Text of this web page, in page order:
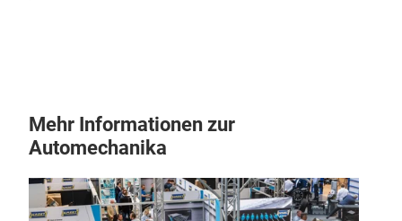
Mehr Informationen zur
Automechanika